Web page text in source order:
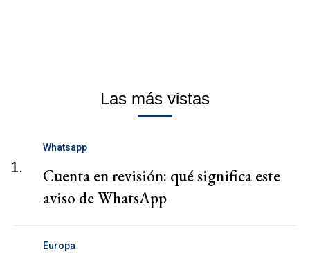
Las más vistas
1.
Whatsapp
Cuenta en revisión: qué significa este
aviso de WhatsApp
Europa